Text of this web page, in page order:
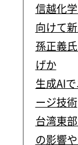
信越化
向けて
孫正義
げか
生成AI
ージ技術
台湾東
の影響